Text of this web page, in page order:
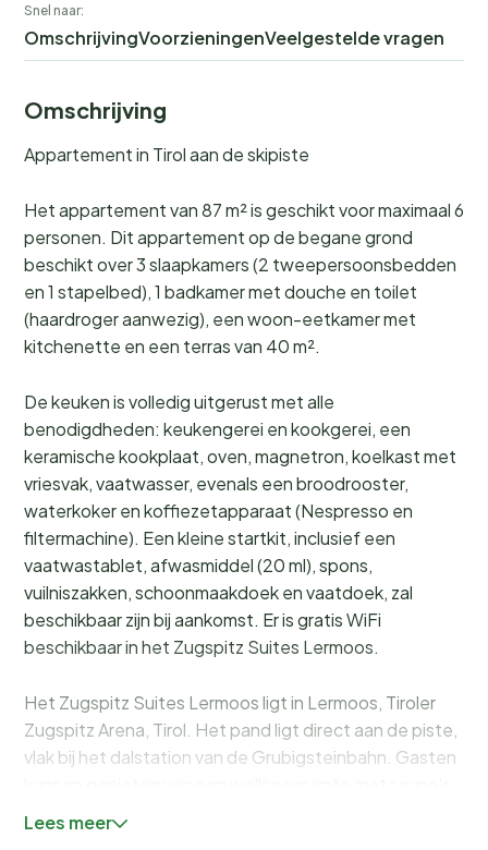
Snel naar:
OmschrijvingVoorzieningenVeelgestelde vragen
Omschrijving
Appartement in Tirol aan de skipiste
Het appartement van 87 m² is geschikt voor maximaal 6
personen. Dit appartement op de begane grond
beschikt over 3 slaapkamers (2 tweepersoonsbedden
en 1 stapelbed), 1 badkamer met douche en toilet
(haardroger aanwezig), een woon-eetkamer met
kitchenette en een terras van 40 m².
De keuken is volledig uitgerust met alle
benodigdheden: keukengerei en kookgerei, een
keramische kookplaat, oven, magnetron, koelkast met
vriesvak, vaatwasser, evenals een broodrooster,
waterkoker en koffiezetapparaat (Nespresso en
filtermachine). Een kleine startkit, inclusief een
vaatwastablet, afwasmiddel (20 ml), spons,
vuilniszakken, schoonmaakdoek en vaatdoek, zal
beschikbaar zijn bij aankomst. Er is gratis WiFi
beschikbaar in het Zugspitz Suites Lermoos.
Het Zugspitz Suites Lermoos ligt in Lermoos, Tiroler
Zugspitz Arena, Tirol. Het pand ligt direct aan de piste,
vlak bij het dalstation van de Grubigsteinbahn. Gasten
en een overdekt bubbelbad. De gastenkaart
Lees meer